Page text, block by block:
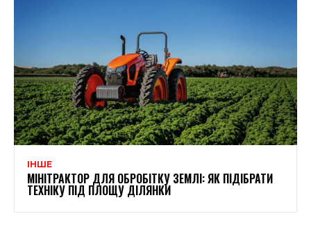
ІНШЕ
МІНІТРАКТОР ДЛЯ ОБРОБІТКУ ЗЕМЛІ: ЯК ПІДІБРАТИ
ТЕХНІКУ ПІД ПЛОЩУ ДІЛЯНКИ